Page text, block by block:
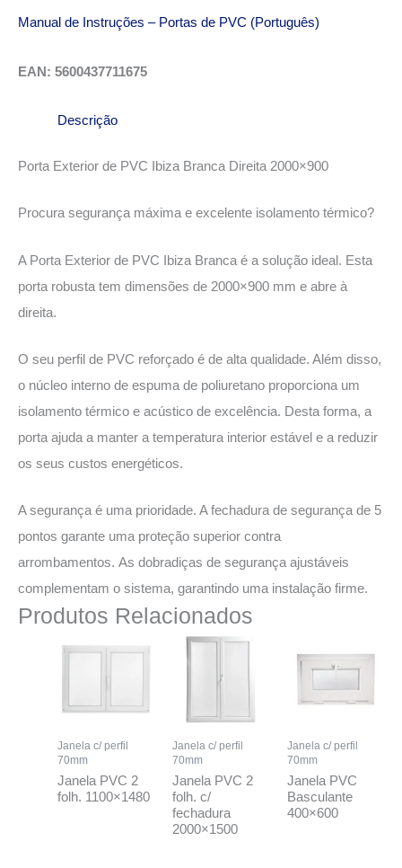
Manual de Instruções – Portas de PVC (Português)
EAN: 5600437711675
Descrição
Porta Exterior de PVC Ibiza Branca Direita 2000×900
Procura segurança máxima e excelente isolamento térmico?
A Porta Exterior de PVC Ibiza Branca é a solução ideal. Esta
porta robusta tem dimensões de 2000×900 mm e abre à
direita.
O seu perfil de PVC reforçado é de alta qualidade. Além disso,
o núcleo interno de espuma de poliuretano proporciona um
isolamento térmico e acústico de excelência. Desta forma, a
porta ajuda a manter a temperatura interior estável e a reduzir
os seus custos energéticos.
A segurança é uma prioridade. A fechadura de segurança de 5
pontos garante uma proteção superior contra
arrombamentos. As dobradiças de segurança ajustáveis
complementam o sistema, garantindo uma instalação firme.
Produtos Relacionados
Janela c/ perfil
70mm
Janela PVC 2
folh. 1100×1480
Janela c/ perfil
70mm
Janela PVC 2
folh. c/
fechadura
2000×1500
Janela c/ perfil
70mm
Janela PVC
Basculante
400×600